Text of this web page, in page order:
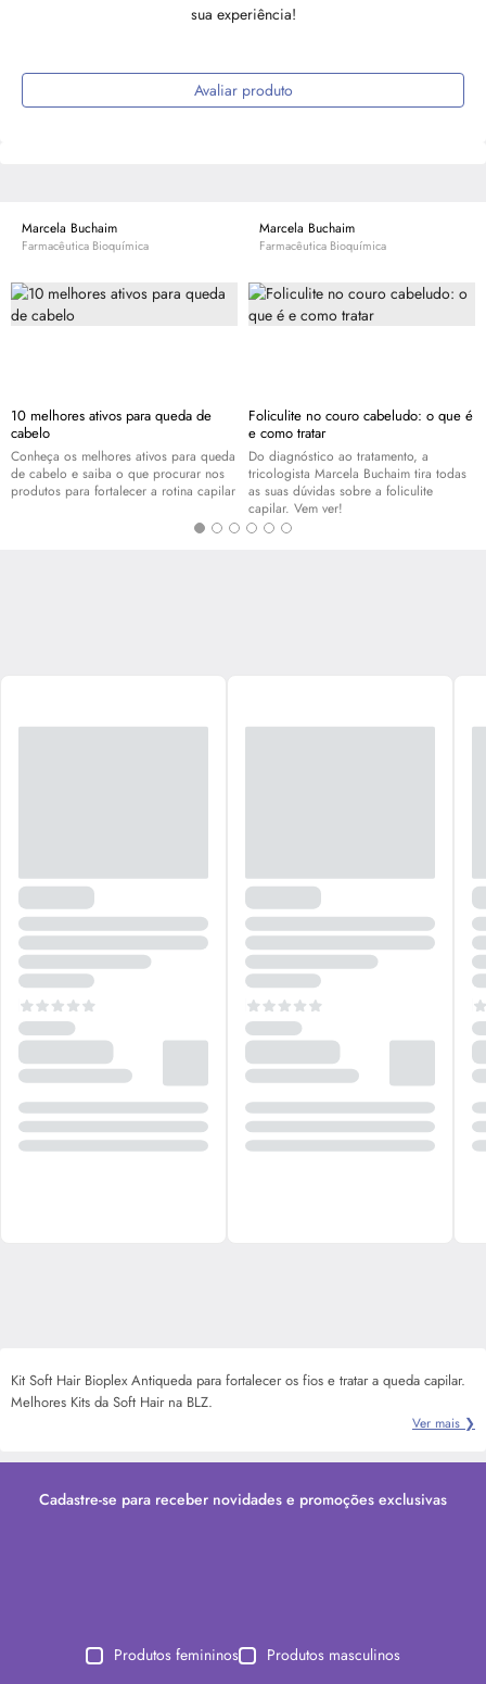
sua experiência!
Avaliar produto
Marcela Buchaim
Farmacêutica Bioquímica
10 melhores ativos para queda de
cabelo
Conheça os melhores ativos para queda
de cabelo e saiba o que procurar nos
produtos para fortalecer a rotina capilar
Marcela Buchaim
Farmacêutica Bioquímica
Foliculite no couro cabeludo: o que é
e como tratar
Do diagnóstico ao tratamento, a
tricologista Marcela Buchaim tira todas
as suas dúvidas sobre a foliculite
capilar. Vem ver!
Kit Soft Hair Bioplex Antiqueda para fortalecer os fios e tratar a queda capilar.
Melhores Kits da Soft Hair na BLZ.
Ver mais ❯
Cadastre-se para receber novidades e promoções exclusivas
Produtos femininos Produtos masculinos